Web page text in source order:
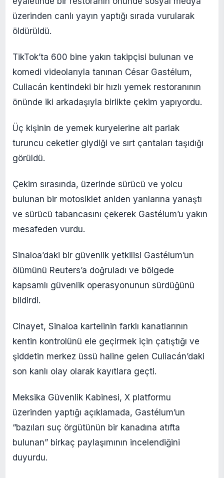
üzerinden canlı yayın yaptığı sırada vurularak
öldürüldü.
TikTok’ta 600 bine yakın takipçisi bulunan ve
komedi videolarıyla tanınan César Gastélum,
Culiacán kentindeki bir hızlı yemek restoranının
önünde iki arkadaşıyla birlikte çekim yapıyordu.
Üç kişinin de yemek kuryelerine ait parlak
turuncu ceketler giydiği ve sırt çantaları taşıdığı
görüldü.
Çekim sırasında, üzerinde sürücü ve yolcu
bulunan bir motosiklet aniden yanlarına yanaştı
ve sürücü tabancasını çekerek Gastélum’u yakın
mesafeden vurdu.
Sinaloa’daki bir güvenlik yetkilisi Gastélum’un
ölümünü Reuters’a doğruladı ve bölgede
kapsamlı güvenlik operasyonunun sürdüğünü
bildirdi.
Cinayet, Sinaloa kartelinin farklı kanatlarının
kentin kontrolünü ele geçirmek için çatıştığı ve
şiddetin merkez üssü haline gelen Culiacán’daki
son kanlı olay olarak kayıtlara geçti.
Meksika Güvenlik Kabinesi, X platformu
üzerinden yaptığı açıklamada, Gastélum’un
“bazıları suç örgütünün bir kanadına atıfta
bulunan” birkaç paylaşımının incelendiğini
duyurdu.